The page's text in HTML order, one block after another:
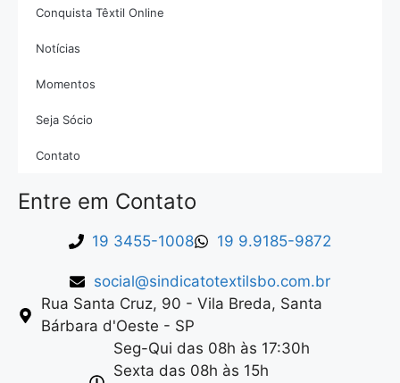
Conquista Têxtil Online
Notícias
Momentos
Seja Sócio
Contato
Entre em Contato
19 3455-1008 19 9.9185-9872
social@sindicatotextilsbo.com.br
Rua Santa Cruz, 90 - Vila Breda, Santa
Bárbara d'Oeste - SP
Seg-Qui das 08h às 17:30h
Sexta das 08h às 15h